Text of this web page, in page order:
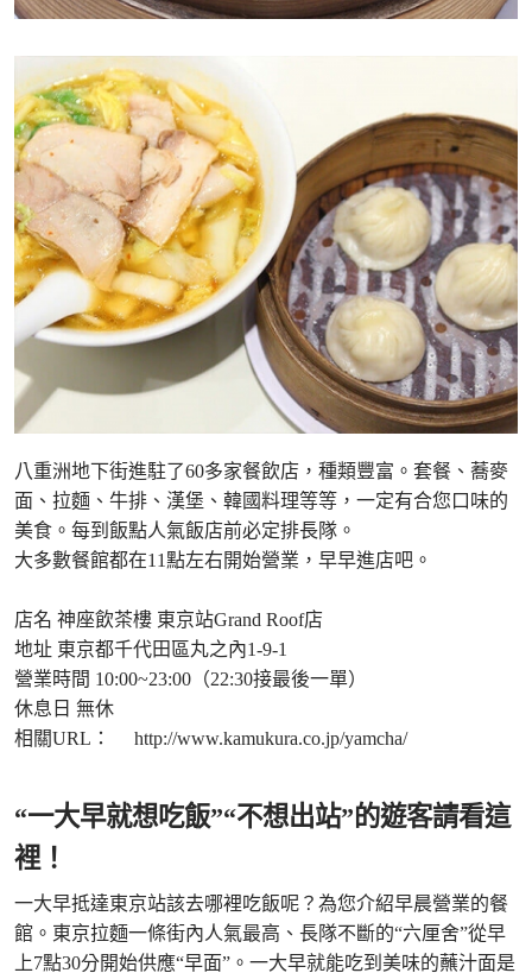
八重洲地下街進駐了60多家餐飲店，種類豐富。套餐、蕎麥
面、拉麵、牛排、漢堡、韓國料理等等，一定有合您口味的
美食。每到飯點人氣飯店前必定排長隊。
大多數餐館都在11點左右開始營業，早早進店吧。
店名 神座飲茶樓 東京站Grand Roof店
地址 東京都千代田區丸之內1-9-1
營業時間 10:00~23:00（22:30接最後一單）
休息日 無休
相關URL： http://www.kamukura.co.jp/yamcha/
“一大早就想吃飯”“不想出站”的遊客請看這
裡！
一大早抵達東京站該去哪裡吃飯呢？為您介紹早晨營業的餐
館。東京拉麵一條街內人氣最高、長隊不斷的“六厘舍”從早
上7點30分開始供應“早面”。一大早就能吃到美味的蘸汁面是